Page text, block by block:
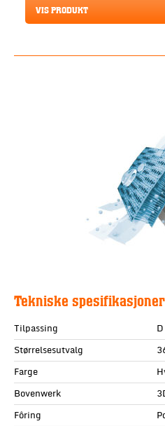
VIS PRODUKT
Tekniske spesifikasjoner
Tilpassing
D
Størrelsesutvalg
Farge
Bovenwerk
Fôring